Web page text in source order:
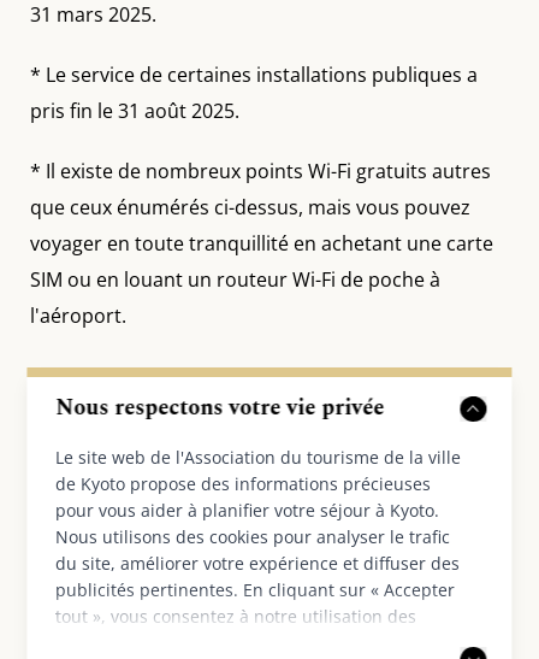
Nous respectons votre vie privée
Le site web de l'Association du tourisme de la ville
de Kyoto propose des informations précieuses
pour vous aider à planifier votre séjour à Kyoto.
Nous utilisons des cookies pour analyser le trafic
du site, améliorer votre expérience et diffuser des
publicités pertinentes. En cliquant sur « Accepter
tout », vous consentez à notre utilisation des
31 mars 2025.
* Le service de certaines installations publiques a
pris fin le 31 août 2025.
* Il existe de nombreux points Wi-Fi gratuits autres
que ceux énumérés ci-dessus, mais vous pouvez
voyager en toute tranquillité en achetant une carte
SIM ou en louant un routeur Wi-Fi de poche à
l'aéroport.
Nos partenaires